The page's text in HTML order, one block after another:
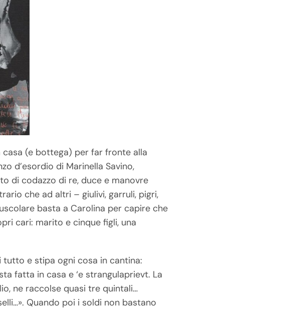
casa (e bottega) per far fronte alla
d’esordio di Marinella Savino,
di codazzo di re, duce e manovre
che ad altri – giulivi, garruli, pigri,
basta a Carolina per capire che
cari: marito e cinque figli, una
tutto e stipa ogni cosa in cantina:
fatta in casa e ‘e strangulaprievt. La
ne raccolse quasi tre quintali…
Quando poi i soldi non bastano